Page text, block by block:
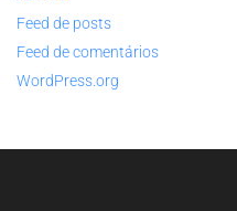
Feed de posts
Feed de comentários
WordPress.org